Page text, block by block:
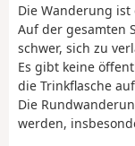
Die Wanderung ist
Auf der gesamten
schwer, sich zu
Es gibt keine
die Trinkflasche
Die
werden,